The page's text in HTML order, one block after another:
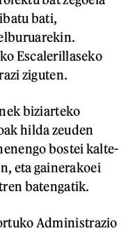
bati,
Escalerillaseko
ziguten.
biziarteko
hilda zeuden
bostei kalte-
eta gainerakoei
batengatik.
Administrazio